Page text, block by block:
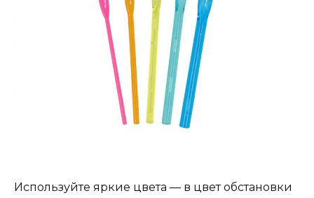
Используйте яркие цвета — в цвет обстановки